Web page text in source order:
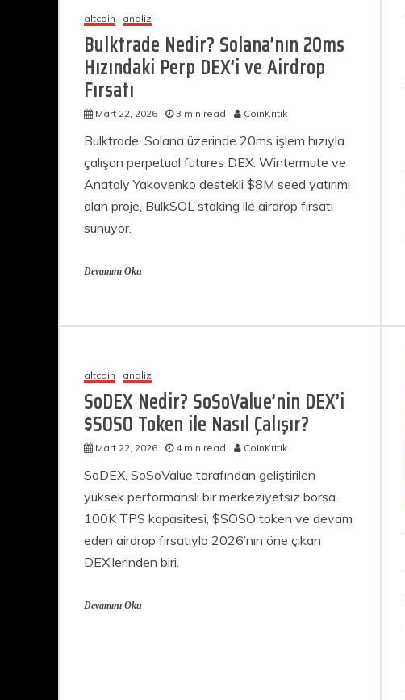
altcoin analiz
Bulktrade Nedir? Solana’nın 20ms
Hızındaki Perp DEX’i ve Airdrop
Fırsatı
Mart 22, 2026 3 min read CoinKritik
Bulktrade, Solana üzerinde 20ms işlem hızıyla
çalışan perpetual futures DEX. Wintermute ve
Anatoly Yakovenko destekli $8M seed yatırımı
alan proje, BulkSOL staking ile airdrop fırsatı
sunuyor.
Devamını Oku
altcoin analiz
SoDEX Nedir? SoSoValue’nin DEX’i
$SOSO Token ile Nasıl Çalışır?
Mart 22, 2026 4 min read CoinKritik
SoDEX, SoSoValue tarafından geliştirilen
yüksek performanslı bir merkeziyetsiz borsa.
100K TPS kapasitesi, $SOSO token ve devam
eden airdrop fırsatıyla 2026’nın öne çıkan
DEX’lerinden biri.
Devamını Oku